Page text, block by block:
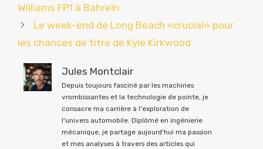
Williams FP1 à Bahreïn
Le week-end de Long Beach «crucial» pour
les chances de titre de Kyle Kirkwood
Jules Montclair
Depuis toujours fasciné par les machines
vrombissantes et la technologie de pointe, je
consacre ma carrière à l'exploration de
l'univers automobile. Diplômé en ingénierie
mécanique, je partage aujourd'hui ma passion
et mes analyses à travers des articles qui